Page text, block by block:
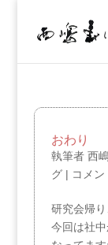
おわり
執筆者 西
グ| コメン
研究会帰
今回は社